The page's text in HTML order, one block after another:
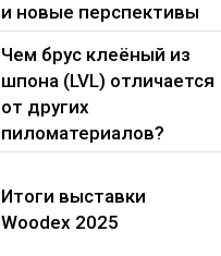
и новые перспективы
Чем брус клеёный из
шпона (LVL) отличается
от других
пиломатериалов?
Итоги выставки
Woodex 2025